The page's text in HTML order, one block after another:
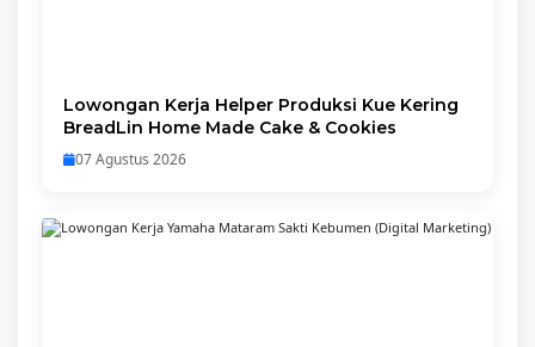
Lowongan Kerja Helper Produksi Kue Kering
BreadLin Home Made Cake & Cookies
07 Agustus 2026